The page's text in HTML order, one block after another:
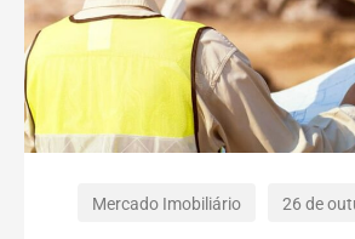
Mercado Imobiliário 26 de